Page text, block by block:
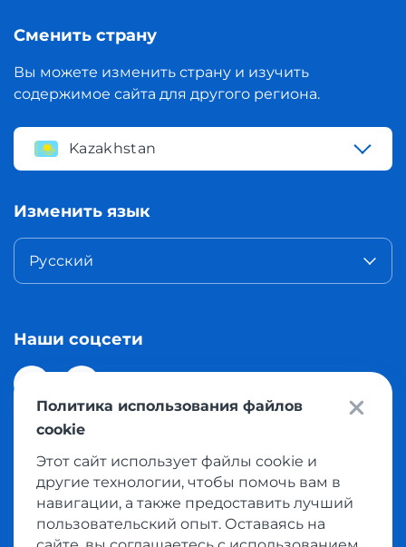
Сменить страну
Вы можете изменить страну и изучить
содержимое сайта для другого региона.
Kazakhstan
Изменить язык
Русский
Наши соцсети
© 2026 Meest Shopping доставка покупок с интернет
магазинов мира в Казахстан. Все права защищены
Политика использования файлов
cookie
Этот сайт использует файлы cookie и
другие технологии, чтобы помочь вам в
навигации, а также предоставить лучший
пользовательский опыт. Оставаясь на